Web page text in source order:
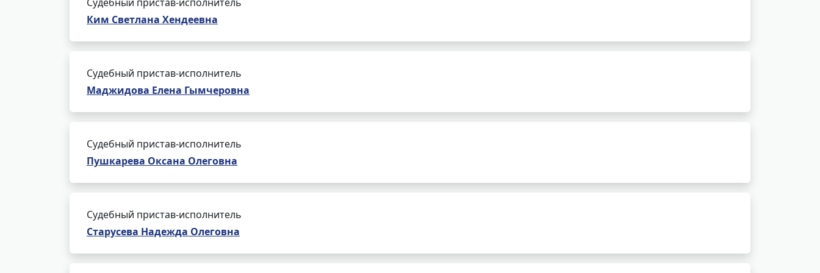
Ким Светлана Хендеевна
Судебный пристав-исполнитель
Маджидова Елена Гымчеровна
Судебный пристав-исполнитель
Пушкарева Оксана Олеговна
Судебный пристав-исполнитель
Старусева Надежда Олеговна